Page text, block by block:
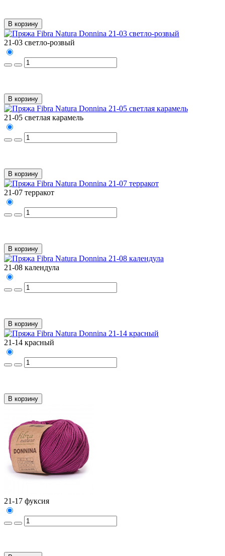
В корзину
21-03 светло-розвый
В корзину
21-05 светлая карамель
В корзину
21-07 терракот
В корзину
21-08 календула
В корзину
21-14 красный
В корзину
21-17 фуксия